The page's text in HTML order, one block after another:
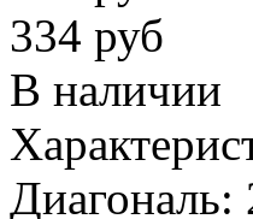
334 руб
В наличии
Диагональ: